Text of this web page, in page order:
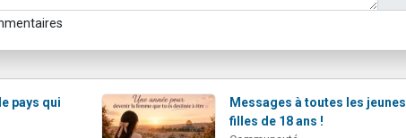
pays qui
Messages à toutes les jeunes
filles de 18 ans !